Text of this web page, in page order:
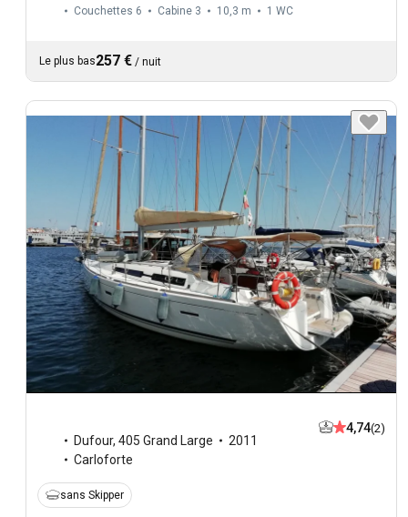
Couchettes 6 Cabine 3 10,3 m 1 WC
Le plus bas257 € / nuit
Dufour, 405 Grand Large
2011
Carloforte
4,74(2)
sans Skipper